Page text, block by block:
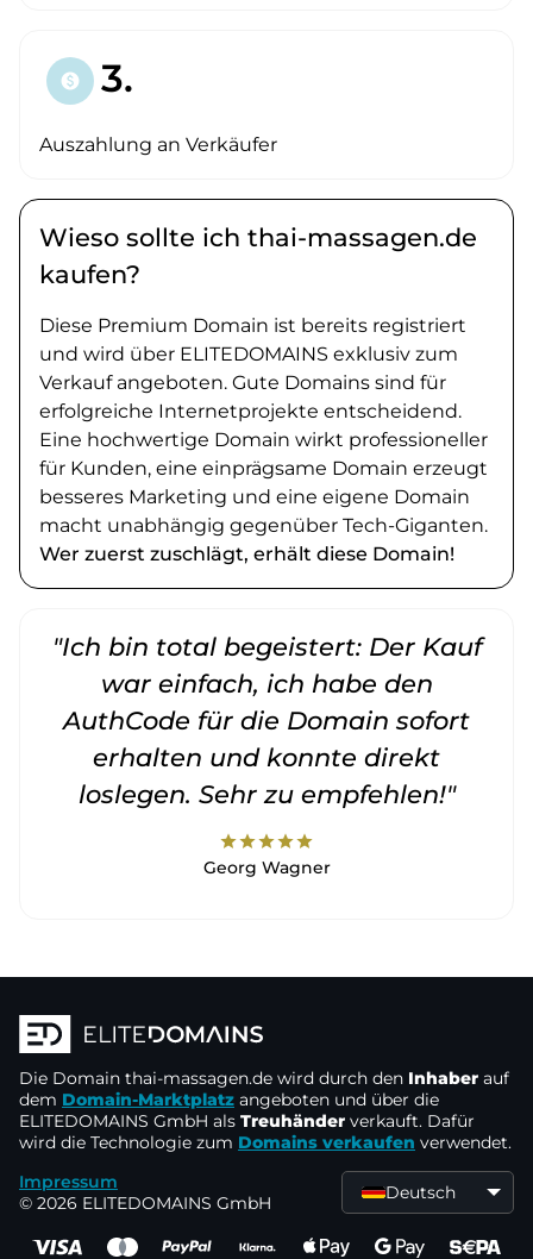
paid 3.
Auszahlung an Verkäufer
Wieso sollte ich thai-massagen.de
kaufen?
Diese Premium Domain ist bereits registriert
und wird über ELITEDOMAINS exklusiv zum
Verkauf angeboten. Gute Domains sind für
erfolgreiche Internetprojekte entscheidend.
Eine hochwertige Domain wirkt professioneller
für Kunden, eine einprägsame Domain erzeugt
besseres Marketing und eine eigene Domain
macht unabhängig gegenüber Tech-Giganten.
Wer zuerst zuschlägt, erhält diese Domain!
"Ich bin total begeistert: Der Kauf
war einfach, ich habe den
AuthCode für die Domain sofort
erhalten und konnte direkt
loslegen. Sehr zu empfehlen!"
starstarstarstarstar
Georg Wagner
Die Domain thai-massagen.de wird durch den Inhaber auf
dem Domain-Marktplatz angeboten und über die
ELITEDOMAINS GmbH als Treuhänder verkauft. Dafür
wird die Technologie zum Domains verkaufen verwendet.
Impressum
© 2026 ELITEDOMAINS GmbH
Deutsch